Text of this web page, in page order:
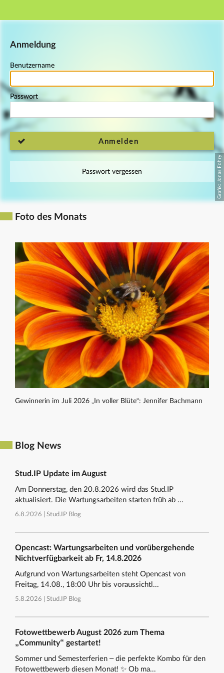
Hauptnavigation
Anmeldung
Benutzername
Passwort
Anmelden
Passwort vergessen
Foto des Monats
Gewinnerin im Juli 2026 „In voller Blüte“: Jennifer Bachmann
Blog News
Stud.IP Update im August
Am Donnerstag, den 20.8.2026 wird das Stud.IP
aktualisiert. Die Wartungsarbeiten starten früh ab ...
6.8.2026 | Stud.IP Blog
Opencast: Wartungsarbeiten und vorübergehende
Nichtverfügbarkeit ab Fr, 14.8.2026
Aufgrund von Wartungsarbeiten steht Opencast von
Freitag, 14.08., 18:00 Uhr bis voraussichtl...
5.8.2026 | Stud.IP Blog
Fotowettbewerb August 2026 zum Thema
„Community“ gestartet!
Sommer und Semesterferien – die perfekte Kombo für den
Fotowettbewerb diesen Monat! ✨ Ob ma...